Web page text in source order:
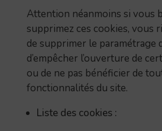
Attention néanmoins si vous
supprimez ces cookies, vous
de supprimer le paramétrage
d’empêcher l’ouverture de
ou de ne pas bénéficier de
fonctionnalités du site.
Liste des cookies :